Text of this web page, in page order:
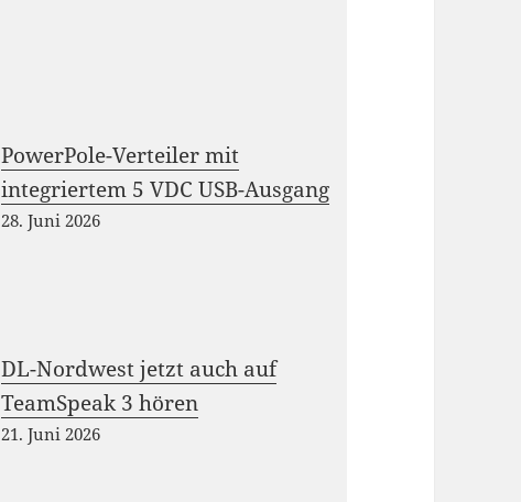
PowerPole-Verteiler mit
integriertem 5 VDC USB-Ausgang
28. Juni 2026
DL-Nordwest jetzt auch auf
TeamSpeak 3 hören
21. Juni 2026